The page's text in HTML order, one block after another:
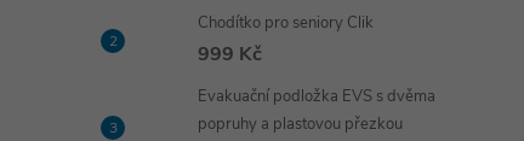
Chodítko pro seniory Clik
999 Kč
Evakuační podložka EVS s dvěma
popruhy a plastovou přezkou